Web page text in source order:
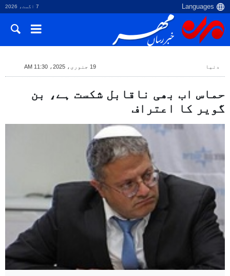
7 اگست، 2026
دنیا 19 جنوری، 2025، 11:30 AM
حماس اب بھی ناقابل شکست ہے، بن
گویر کا اعتراف